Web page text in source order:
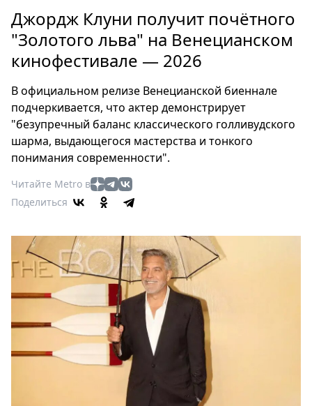
Россия
Мир
Здоровье
Туризм
Мода
Театр
Кино
Афиша
Книги
Пресс-
релизы
О
Metro
Стримы
Спецпроекты
Звезды
Выборы
Джордж Клуни получит почётного
"Золотого льва" на Венецианском
кинофестивале — 2026
В официальном релизе Венецианской биеннале
подчеркивается, что актер демонстрирует
"безупречный баланс классического голливудского
шарма, выдающегося мастерства и тонкого
понимания современности".
Читайте Metro в
Поделиться